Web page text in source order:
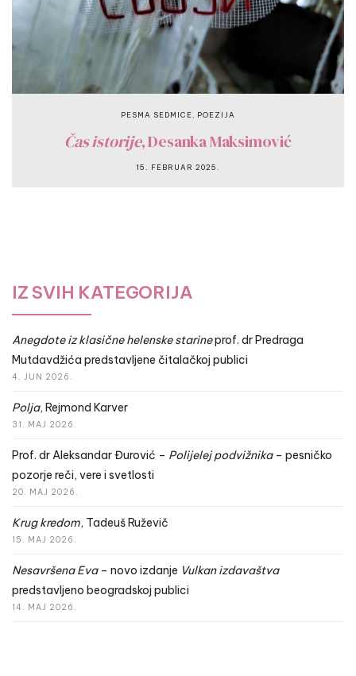
PESMA SEDMICE POEZIJA
Čas istorije, Desanka Maksimović
15. FEBRUAR 2025.
IZ SVIH KATEGORIJA
Anegdote iz klasične helenske starineprof. dr Predraga
Mutdavdžića predstavljene čitalačkoj publici
4. JUN 2026.
Polja, Rejmond Karver
31. MAJ 2026.
Prof. dr Aleksandar Đurović – Polijelej podvižnika– pesničko
pozorje reči, vere i svetlosti
20. MAJ 2026.
Krug kredom, Tadeuš Ruževič
15. MAJ 2026.
Nesavršena Eva– novo izdanje Vulkan izdavaštva
predstavljeno beogradskoj publici
14. MAJ 2026.